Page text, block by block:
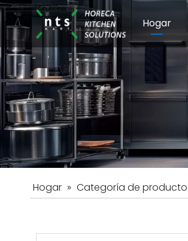
Hogar
Hogar » Categoría de producto